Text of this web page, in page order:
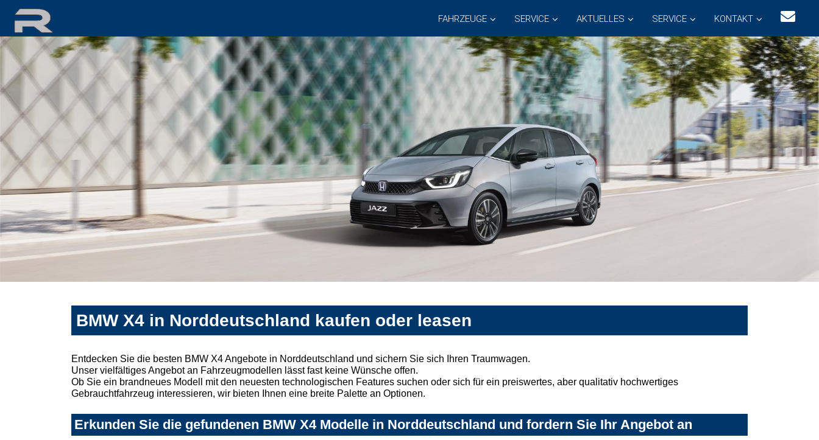
FAHRZEUGE SERVICE AKTUELLES SERVICE KONTAKT
BMW X4 in Norddeutschland kaufen oder leasen
Entdecken Sie die besten BMW X4 Angebote in Norddeutschland und sichern Sie sich Ihren Traumwagen.
Unser vielfältiges Angebot an Fahrzeugmodellen lässt fast keine Wünsche offen.
Ob Sie ein brandneues Modell mit den neuesten technologischen Features suchen oder sich für ein preiswertes, aber qualitativ hochwertiges
Gebrauchtfahrzeug interessieren, wir bieten Ihnen eine breite Palette an Optionen.
Erkunden Sie die gefundenen BMW X4 Modelle in Norddeutschland und fordern Sie Ihr Angebot an